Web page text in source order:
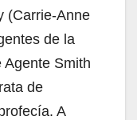
(Carrie-Anne
de la
Agente Smith
de
A